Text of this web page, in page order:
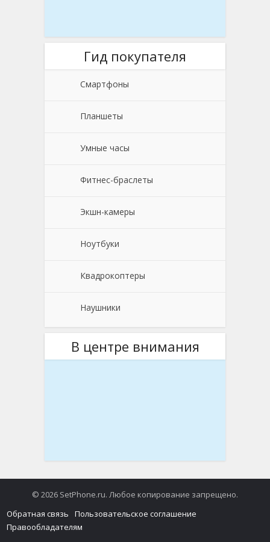
Гид покупателя
Смартфоны
Планшеты
Умные часы
Фитнес-браслеты
Экшн-камеры
Ноутбуки
Квадрокоптеры
Наушники
В центре внимания
© 2026 SetPhone.ru. Любое копирование запрещено.
Обратная связь
Пользовательское соглашение
Правообладателям